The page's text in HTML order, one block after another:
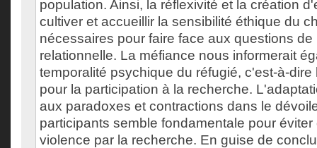
population. Ainsi, la réflexivité et la création
cultiver et accueillir la sensibilité éthique du
nécessaires pour faire face aux questions de
relationnelle. La méfiance nous informerait
temporalité psychique du réfugié, c'est-à-
pour la participation à la recherche.
aux paradoxes et contractions dans le
participants semble fondamentale pour éviter
violence par la recherche. En guise de